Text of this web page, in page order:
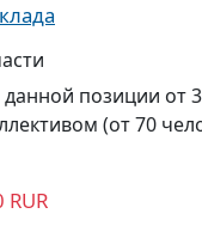
позиции от
(от 70